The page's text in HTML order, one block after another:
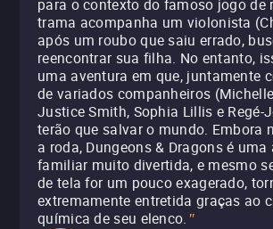
para o contexto do famoso jogo de
trama acompanha um violonista
após um roubo que saiu errado,
reencontrar sua filha. No entanto,
uma aventura em que, juntamente
de variados companheiros
Justice Smith, Sophia Lillis e Regé-
terão que salvar o mundo. Embora
a roda, Dungeons & Dragonsé uma
familiar muito divertida, e mesmo
de tela for um pouco exagerado,
extremamente entretida graças ao
química de seu elenco. "